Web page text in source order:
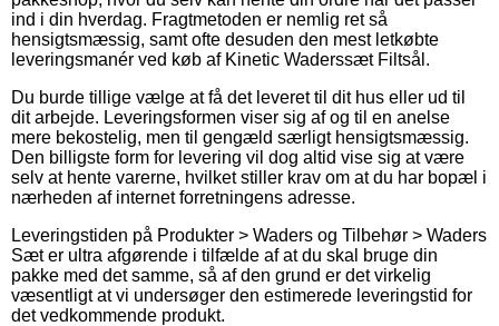
ind i din hverdag. Fragtmetoden er nemlig ret så
hensigtsmæssig, samt ofte desuden den mest letkøbte
leveringsmanér ved køb af Kinetic Waderssæt Filtsål.
Du burde tillige vælge at få det leveret til dit hus eller ud til
dit arbejde. Leveringsformen viser sig af og til en anelse
mere bekostelig, men til gengæld særligt hensigtsmæssig.
Den billigste form for levering vil dog altid vise sig at være
selv at hente varerne, hvilket stiller krav om at du har bopæl i
nærheden af internet forretningens adresse.
Leveringstiden på Produkter > Waders og Tilbehør > Waders
Sæt er ultra afgørende i tilfælde af at du skal bruge din
pakke med det samme, så af den grund er det virkelig
væsentligt at vi undersøger den estimerede leveringstid for
det vedkommende produkt.